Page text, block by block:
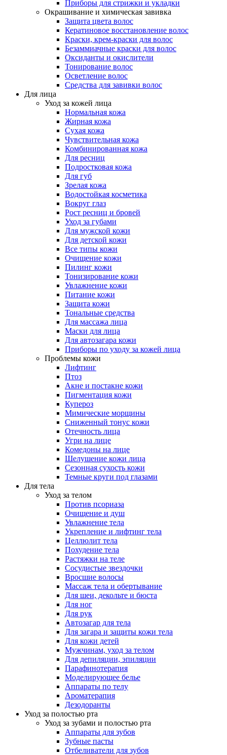
Приборы для стрижки и укладки
Окрашивание и химическая завивка
Защита цвета волос
Кератиновое восстановление волос
Краски, крем-краски для волос
Безаммиачные краски для волос
Оксиданты и окислители
Тонирование волос
Осветление волос
Средства для завивки волос
Для лица
Уход за кожей лица
Нормальная кожа
Жирная кожа
Сухая кожа
Чувствительная кожа
Комбинированная кожа
Для ресниц
Подростковая кожа
Для губ
Зрелая кожа
Водостойкая косметика
Вокруг глаз
Рост ресниц и бровей
Уход за губами
Для мужской кожи
Для детской кожи
Все типы кожи
Очищение кожи
Пилинг кожи
Тонизирование кожи
Увлажнение кожи
Питание кожи
Защита кожи
Тональные средства
Для массажа лица
Маски для лица
Для автозагара кожи
Приборы по уходу за кожей лица
Проблемы кожи
Лифтинг
Птоз
Акне и постакне кожи
Пигментация кожи
Купероз
Мимические морщины
Сниженный тонус кожи
Отечность лица
Угри на лице
Комедоны на лице
Шелушение кожи лица
Сезонная сухость кожи
Темные круги под глазами
Для тела
Уход за телом
Против псориаза
Очищение и душ
Увлажнение тела
Укрепление и лифтинг тела
Целлюлит тела
Похудение тела
Растяжки на теле
Сосудистые звездочки
Вросшие волосы
Массаж тела и обертывание
Для шеи, декольте и бюста
Для ног
Для рук
Автозагар для тела
Для загара и защиты кожи тела
Для кожи детей
Мужчинам, уход за телом
Для депиляции, эпиляции
Парафинотерапия
Моделирующее белье
Аппараты по телу
Ароматерапия
Дезодоранты
Уход за полостью рта
Уход за зубами и полостью рта
Аппараты для зубов
Зубные пасты
Отбеливатели для зубов